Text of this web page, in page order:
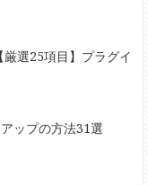
選25項目】プラグイ
ップの方法31選